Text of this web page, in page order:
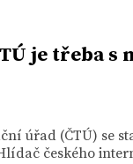
je třeba
úřad (ČTÚ) se
českého